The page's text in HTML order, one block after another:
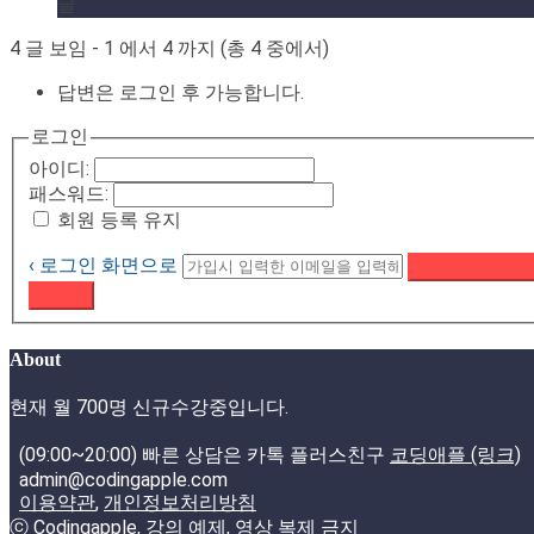
4 글 보임 - 1 에서 4 까지 (총 4 중에서)
답변은 로그인 후 가능합니다.
로그인
아이디:
패스워드:
회원 등록 유지
‹ 로그인 화면으로
About
현재 월 700명 신규수강중입니다.
(09:00~20:00) 빠른 상담은 카톡 플러스친구 코딩애플 (링크)
admin@codingapple.com
이용약관, 개인정보처리방침
ⓒ Codingapple, 강의 예제, 영상 복제 금지